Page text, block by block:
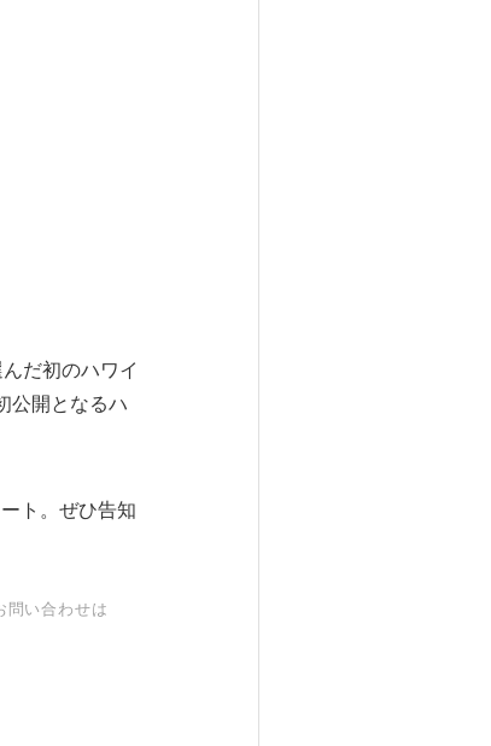
だ初のハワイ
公開となるハ
ト。ぜひ告知
問い合わせは